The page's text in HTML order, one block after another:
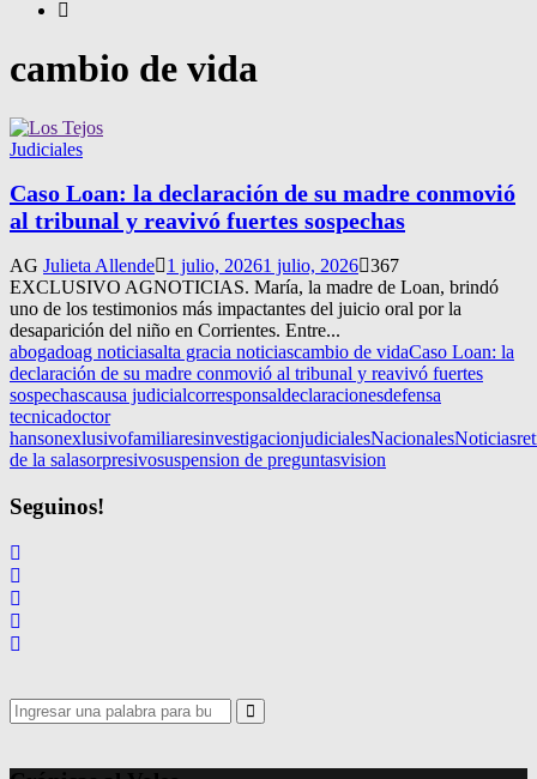
cambio de vida
Judiciales
Caso Loan: la declaración de su madre conmovió
al tribunal y reavivó fuertes sospechas
AG Julieta Allende 1 julio, 20261 julio, 2026 367
EXCLUSIVO AGNOTICIAS. María, la madre de Loan, brindó
uno de los testimonios más impactantes del juicio oral por la
desaparición del niño en Corrientes. Entre...
abogadoag noticiasalta gracia noticiascambio de vidaCaso Loan: la
declaración de su madre conmovió al tribunal y reavivó fuertes
sospechascausa judicialcorresponsaldeclaracionesdefensa
tecnicadoctor
hansonexlusivofamiliaresinvestigacionjudicialesNacionalesNoticias
de la salasorpresivosuspension de preguntasvision
Seguinos!
Search
for:
Search